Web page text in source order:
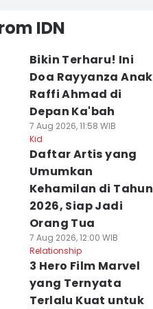
IDN
Bikin Terharu! Ini
Doa Rayyanza Anak
Raffi Ahmad di
Depan Ka'bah
7 Aug 2026, 11:58 WIB
Kid
Daftar Artis yang
Umumkan
Kehamilan di Tahun
2026, Siap Jadi
Orang Tua
7 Aug 2026, 12:00 WIB
Relationship
3 Hero Film Marvel
yang Ternyata
Terlalu Kuat untuk